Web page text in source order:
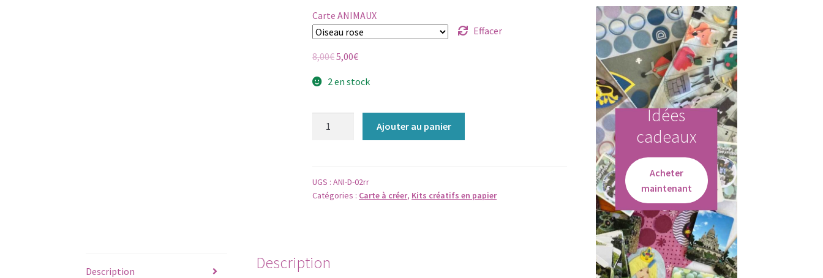
Carte ANIMAUX
Effacer
8,00€ Le
initial
8,00€.
5,00€Le
actuel
5,00€.
2 en stock
-
Fabrique
un
Ajouter au panier
UGS :ANI-D-02rr
Catégories : Carte à créer, Kits créatifs en papier
Description Description
Idées
cadeaux
Acheter
maintenant